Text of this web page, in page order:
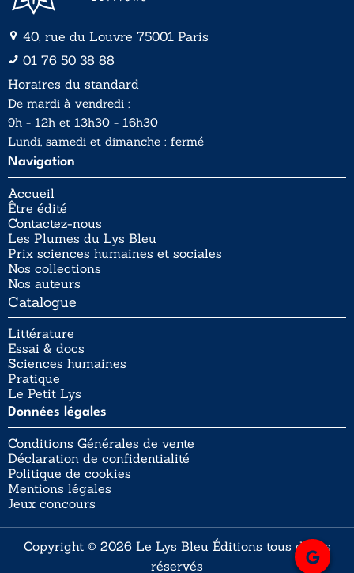
40, rue du Louvre 75001 Paris
01 76 50 38 88
Horaires du standard
De mardi à vendredi :
9h - 12h et 13h30 - 16h30
Lundi, samedi et dimanche : fermé
Navigation
Accueil
Être édité
Contactez-nous
Les Plumes du Lys Bleu
Prix sciences humaines et sociales
Nos collections
Nos auteurs
Catalogue
Littérature
Essai & docs
Sciences humaines
Pratique
Le Petit Lys
Données légales
Conditions Générales de vente
Déclaration de confidentialité
Politique de cookies
Mentions légales
Jeux concours
Copyright © 2026 Le Lys Bleu Éditions tous droits
réservés